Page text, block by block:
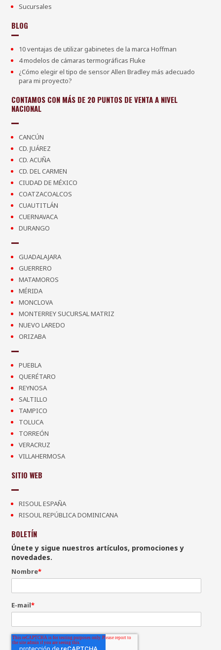
Sucursales
BLOG
10 ventajas de utilizar gabinetes de la marca Hoffman
4 modelos de cámaras termográficas Fluke
¿Cómo elegir el tipo de sensor Allen Bradley más adecuado
para mi proyecto?
CONTAMOS CON MÁS DE 20 PUNTOS DE VENTA A NIVEL
NACIONAL
CANCÚN
CD. JUÁREZ
CD. ACUÑA
CD. DEL CARMEN
CIUDAD DE MÉXICO
COATZACOALCOS
CUAUTITLÁN
CUERNAVACA
DURANGO
GUADALAJARA
GUERRERO
MATAMOROS
MÉRIDA
MONCLOVA
MONTERREY SUCURSAL MATRIZ
NUEVO LAREDO
ORIZABA
PUEBLA
QUERÉTARO
REYNOSA
SALTILLO
TAMPICO
TOLUCA
TORREÓN
VERACRUZ
VILLAHERMOSA
SITIO WEB
RISOUL ESPAÑA
RISOUL REPÚBLICA DOMINICANA
BOLETÍN
Únete y sigue nuestros artículos, promociones y
novedades.
Nombre*
E-mail*